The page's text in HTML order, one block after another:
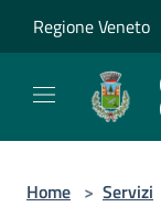
Regione Veneto
Home > Servizi